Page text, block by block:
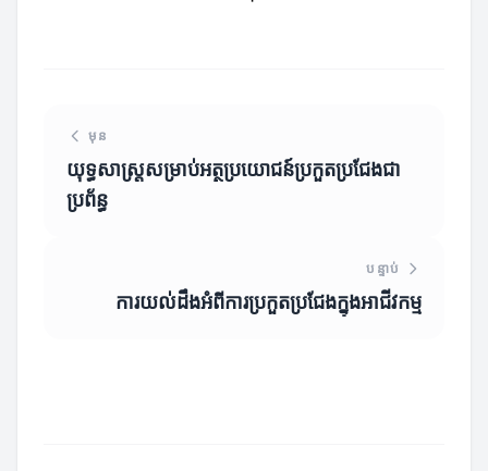
មុន
យុទ្ធសាស្ត្រសម្រាប់អត្ថប្រយោជន៍ប្រកួតប្រជែងជា
ប្រព័ន្ធ
បន្ទាប់
ការយល់ដឹងអំពីការប្រកួតប្រជែងក្នុងអាជីវកម្ម